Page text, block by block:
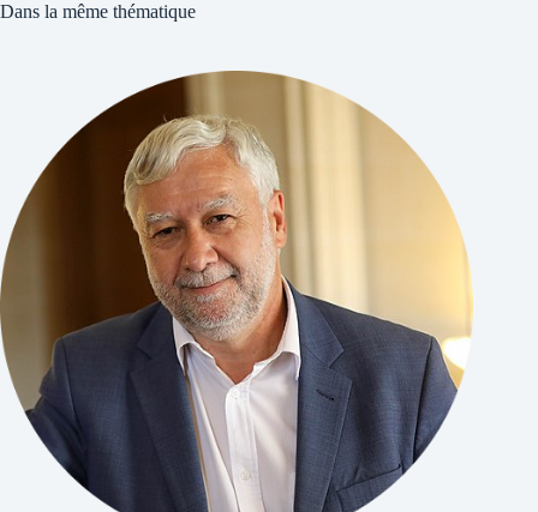
Dans la même thématique